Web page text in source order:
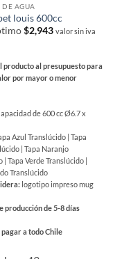
DE AGUA
louis 600cc
$2,943 valor sin iva
producto al presupuesto para
por mayor o menor
de 600 cc Ø6.7 x
Azul Translúcido | Tapa
| Tapa Naranjo
| Tapa Verde Translúcido |
Translúcido
logotipo impreso mug
producción de 5-8 días
a todo Chile